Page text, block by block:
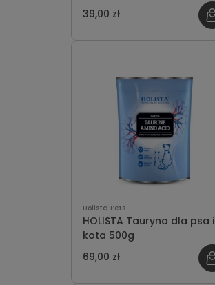
39,00 zł
Holista Pets
HOLISTA Tauryna dla psa i
kota 500g
69,00 zł